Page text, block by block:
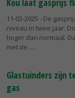
11-02-2025 - De
niveau in twee jaar.
hoger dan normaal.
met de...
Glastuinders zijn
gas